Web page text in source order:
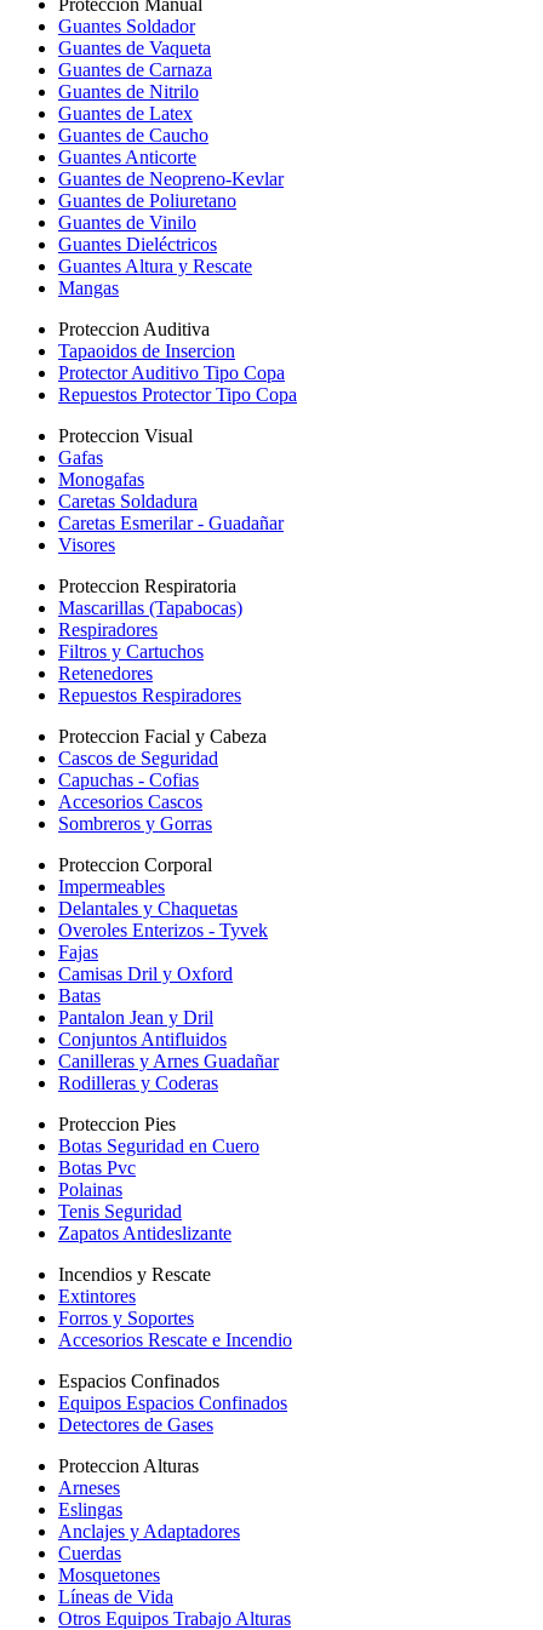
Proteccion Manual
Guantes Soldador
Guantes de Vaqueta
Guantes de Carnaza
Guantes de Nitrilo
Guantes de Latex
Guantes de Caucho
Guantes Anticorte
Guantes de Neopreno-Kevlar
Guantes de Poliuretano
Guantes de Vinilo
Guantes Dieléctricos
Guantes Altura y Rescate
Mangas
Proteccion Auditiva
Tapaoidos de Insercion
Protector Auditivo Tipo Copa
Repuestos Protector Tipo Copa
Proteccion Visual
Gafas
Monogafas
Caretas Soldadura
Caretas Esmerilar - Guadañar
Visores
Proteccion Respiratoria
Mascarillas (Tapabocas)
Respiradores
Filtros y Cartuchos
Retenedores
Repuestos Respiradores
Proteccion Facial y Cabeza
Cascos de Seguridad
Capuchas - Cofias
Accesorios Cascos
Sombreros y Gorras
Proteccion Corporal
Impermeables
Delantales y Chaquetas
Overoles Enterizos - Tyvek
Fajas
Camisas Dril y Oxford
Batas
Pantalon Jean y Dril
Conjuntos Antifluidos
Canilleras y Arnes Guadañar
Rodilleras y Coderas
Proteccion Pies
Botas Seguridad en Cuero
Botas Pvc
Polainas
Tenis Seguridad
Zapatos Antideslizante
Incendios y Rescate
Extintores
Forros y Soportes
Accesorios Rescate e Incendio
Espacios Confinados
Equipos Espacios Confinados
Detectores de Gases
Proteccion Alturas
Arneses
Eslingas
Anclajes y Adaptadores
Cuerdas
Mosquetones
Líneas de Vida
Otros Equipos Trabajo Alturas